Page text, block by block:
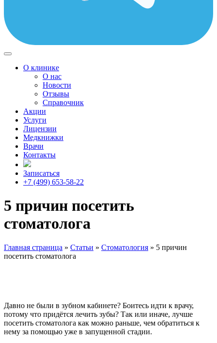
О клинике
О нас
Новости
Отзывы
Справочник
Акции
Услуги
Лицензии
Медкнижки
Врачи
Контакты
Записаться
+7 (499) 653-58-22
5 причин посетить
стоматолога
Главная страница » Статьи » Стоматология » 5 причин
посетить стоматолога
Давно не были в зубном кабинете? Боитесь идти к врачу,
потому что придётся лечить зубы? Так или иначе, лучше
посетить стоматолога как можно раньше, чем обратиться к
нему за помощью уже в запущенной стадии.